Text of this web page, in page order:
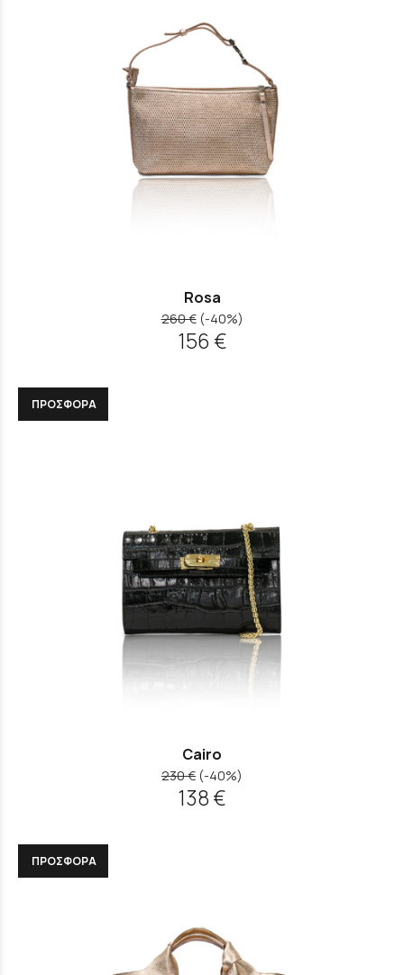
Rosa
260 € (-40%)
156 €
ΠΡΟΣΦΟΡΑ
Cairo
230 € (-40%)
138 €
ΠΡΟΣΦΟΡΑ